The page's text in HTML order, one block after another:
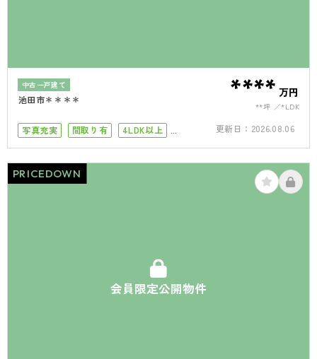
中古一戸建て
池田市＊＊＊＊ **** 万円
**坪 *LDK
写真充実 間取り有
4LDK以上
更新日： 2026.08.06
会員限定公開物件
PRICEDOWN